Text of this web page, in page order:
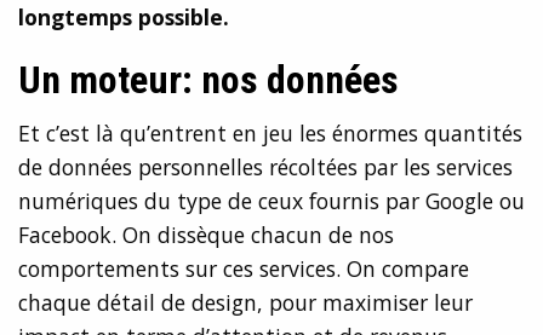
longtemps possible.
Un moteur: nos données
Et c’est là qu’entrent en jeu les énormes quantités
de données personnelles récoltées par les services
numériques du type de ceux fournis par Google ou
Facebook. On dissèque chacun de nos
comportements sur ces services. On compare
chaque détail de design, pour maximiser leur